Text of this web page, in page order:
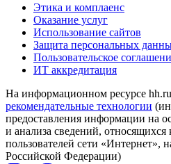
Этика и комплаенс
Оказание услуг
Использование сайтов
Защита персональных
Пользовательское
ИТ аккредитация
На информационном ресурсе hh.ru
рекомендательные технологии
предоставления информации на
и анализа сведений,
пользователей сети «Интернет»,
Российской Федерации)